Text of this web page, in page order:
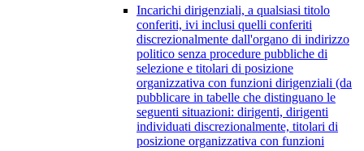
Incarichi dirigenziali, a qualsiasi titolo
conferiti, ivi inclusi quelli conferiti
discrezionalmente dall'organo di indirizzo
politico senza procedure pubbliche di
selezione e titolari di posizione
organizzativa con funzioni dirigenziali (da
pubblicare in tabelle che distinguano le
seguenti situazioni: dirigenti, dirigenti
individuati discrezionalmente, titolari di
posizione organizzativa con funzioni